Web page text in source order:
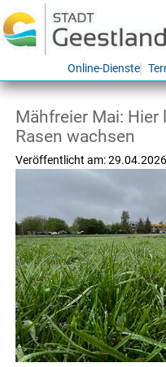
Online-Dienste
Mähfreier Mai: Hier
Rasen wachsen
Veröffentlicht am:29.04.2026